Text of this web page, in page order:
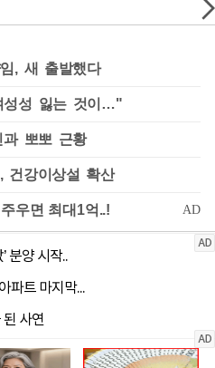
, 새 출발했다
성성 잃는 것이…"
과 뽀뽀 근황
건강이상설 확산